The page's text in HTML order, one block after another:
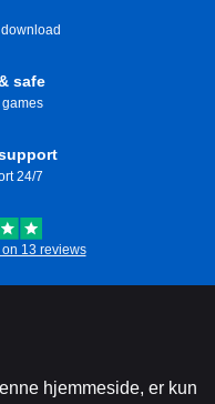
safe
24/7
13 reviews
hjemmeside, er kun